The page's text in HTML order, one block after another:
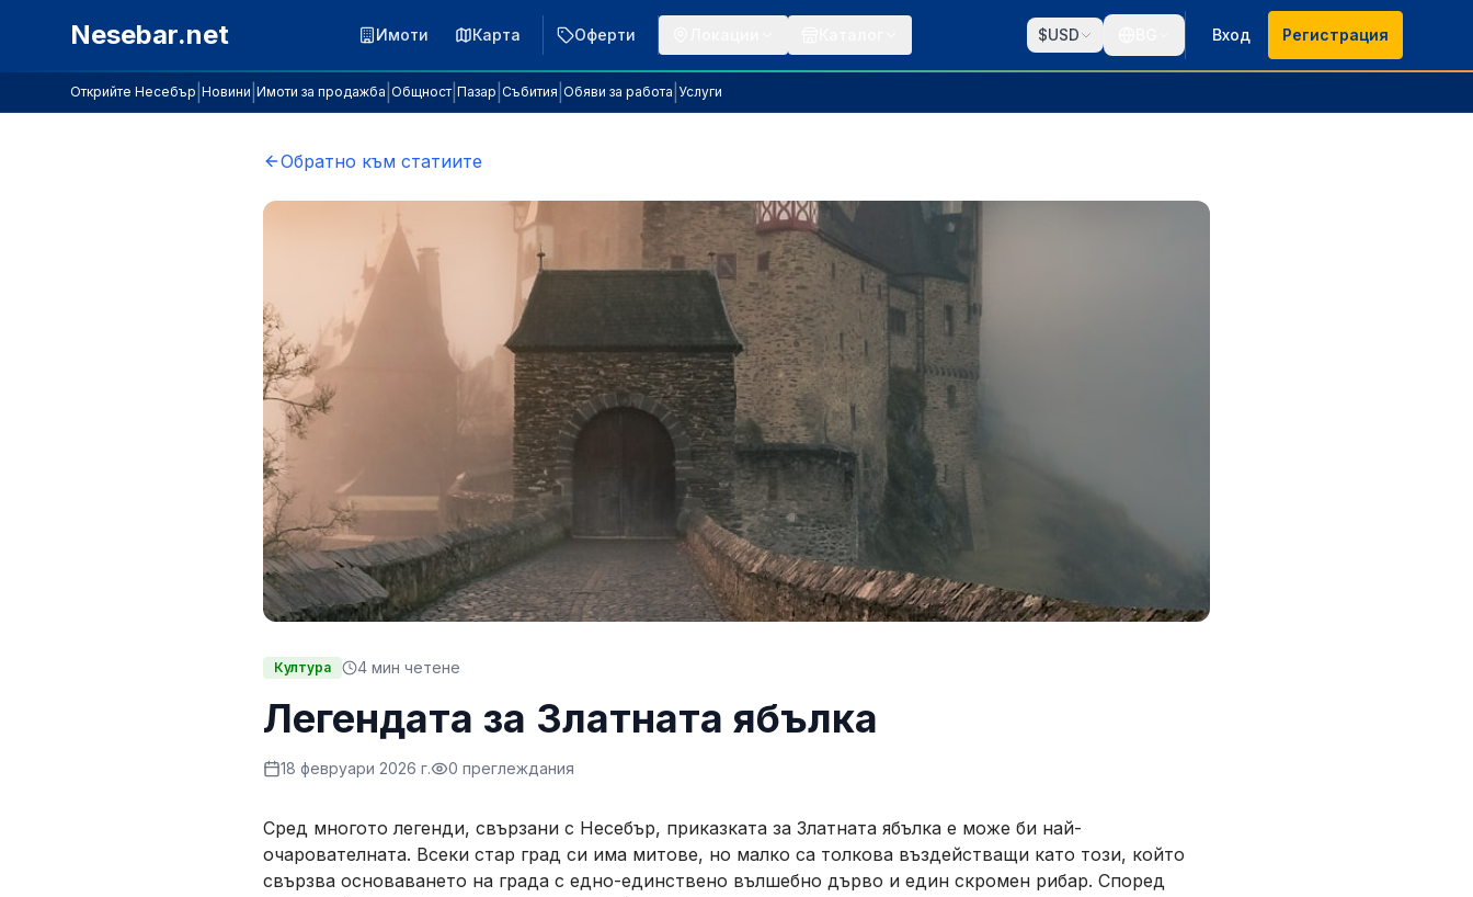
Nesebar.net Имоти Карта Оферти $USD Вход Регистрация
Открийте Несебър Новини Имоти за продажба Общност Пазар Събития Обяви за работа Услуги
Обратно към статиите
Култура 4 мин четене
Легендата за Златната ябълка
18 февруари 2026 г. 0 преглеждания
Сред многото легенди, свързани с Несебър, приказката за Златната ябълка е може би най-
очарователната. Всеки стар град си има митове, но малко са толкова въздействащи като този, който
свързва основаването на града с едно-единствено вълшебно дърво и един скромен рибар. Според